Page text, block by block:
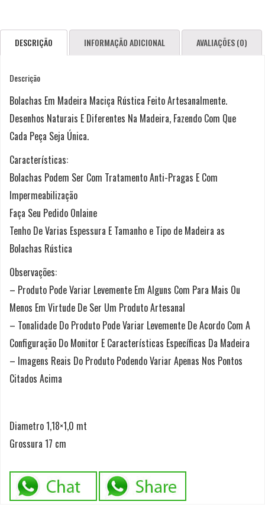
DESCRIÇÃO INFORMAÇÃO ADICIONAL AVALIAÇÕES (0)
Descrição
Bolachas Em Madeira Maciça Rústica Feito Artesanalmente.
Desenhos Naturais E Diferentes Na Madeira, Fazendo Com Que
Cada Peça Seja Única.
Características:
Bolachas Podem Ser Com Tratamento Anti-Pragas E Com
Impermeabilização
Faça Seu Pedido Onlaine
Tenho De Varias Espessura E Tamanho e Tipo de Madeira as
Bolachas Rústica
Observações:
– Produto Pode Variar Levemente Em Alguns Com Para Mais Ou
Menos Em Virtude De Ser Um Produto Artesanal
– Tonalidade Do Produto Pode Variar Levemente De Acordo Com A
Configuração Do Monitor E Características Específicas Da Madeira
– Imagens Reais Do Produto Podendo Variar Apenas Nos Pontos
Citados Acima
Diametro 1,18×1,0 mt
Grossura 17 cm